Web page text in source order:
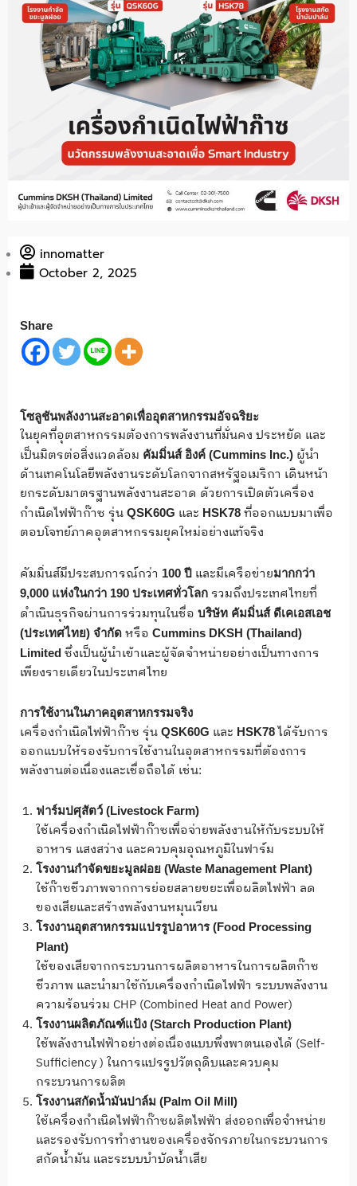
innomatter
October 2, 2025
Share
โซลูชันพลังงานสะอาดเพื่ออุตสาหกรรมอัจฉริยะ
ในยุคที่อุตสาหกรรมต้องการพลังงานที่มั่นคง ประหยัด และ
เป็นมิตรต่อสิ่งแวดล้อม คัมมิ่นส์ อิงค์ (Cummins Inc.) ผู้นำ
ด้านเทคโนโลยีพลังงานระดับโลกจากสหรัฐอเมริกา เดินหน้า
ยกระดับมาตรฐานพลังงานสะอาด ด้วยการเปิดตัวเครื่อง
กำเนิดไฟฟ้าก๊าซ รุ่น QSK60G และ HSK78 ที่ออกแบบมาเพื่อ
ตอบโจทย์ภาคอุตสาหกรรมยุคใหม่อย่างแท้จริง
คัมมิ่นส์มีประสบการณ์กว่า 100 ปี และมีเครือข่ายมากกว่า
9,000 แห่งในกว่า 190 ประเทศทั่วโลก รวมถึงประเทศไทยที่
ดำเนินธุรกิจผ่านการร่วมทุนในชื่อ บริษัท คัมมิ่นส์ ดีเคเอสเอช
(ประเทศไทย) จำกัด หรือ Cummins DKSH (Thailand)
Limited ซึ่งเป็นผู้นำเข้าและผู้จัดจำหน่ายอย่างเป็นทางการ
เพียงรายเดียวในประเทศไทย
การใช้งานในภาคอุตสาหกรรมจริง
เครื่องกำเนิดไฟฟ้าก๊าซ รุ่น QSK60G และ HSK78ได้รับการ
ออกแบบให้รองรับการใช้งานในอุตสาหกรรมที่ต้องการ
พลังงานต่อเนื่องและเชื่อถือได้ เช่น:
ฟาร์มปศุสัตว์ (Livestock Farm)
ใช้เครื่องกำเนิดไฟฟ้าก๊าซเพื่อจ่ายพลังงานให้กับระบบให้
อาหาร แสงสว่าง และควบคุมอุณหภูมิในฟาร์ม
โรงงานกำจัดขยะมูลฝอย (Waste Management Plant)
ใช้ก๊าซชีวภาพจากการย่อยสลายขยะเพื่อผลิตไฟฟ้า ลด
ของเสียและสร้างพลังงานหมุนเวียน
โรงงานอุตสาหกรรมแปรรูปอาหาร (Food Processing
Plant)
ใช้ของเสียจากกระบวนการผลิตอาหารในการผลิตก๊าซ
ชีวภาพ และนำมาใช้กับเครื่องกำเนิดไฟฟ้า ระบบพลังงาน
ความร้อนร่วม CHP (Combined Heat and Power)
โรงงานผลิตภัณฑ์แป้ง (Starch Production Plant)
ใช้พลังงานไฟฟ้าอย่างต่อเนื่องแบบพึ่งพาตนเองได้ (Self-
Sufficiency ) ในการแปรรูปวัตถุดิบและควบคุม
กระบวนการผลิต
โรงงานสกัดน้ำมันปาล์ม (Palm Oil Mill)
ใช้เครื่องกำเนิดไฟฟ้าก๊าซผลิตไฟฟ้า ส่งออกเพื่อจำหน่าย
และรองรับการทำงานของเครื่องจักรภายในกระบวนการ
สกัดน้ำมัน และระบบบำบัดน้ำเสีย